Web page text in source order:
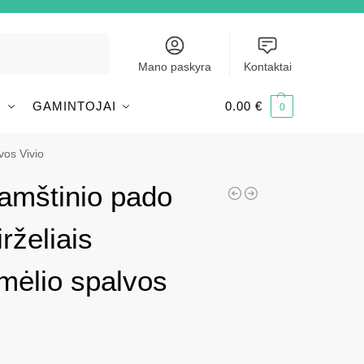
Mano paskyra Kontaktai
GAMINTOJAI 0.00 € 0
Vivio
pado
spalvos